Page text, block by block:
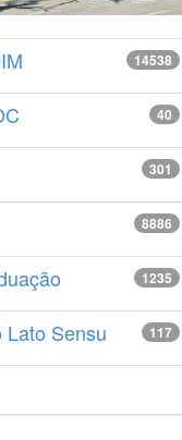
14538
40
301
8886
1235
Lato Sensu 117